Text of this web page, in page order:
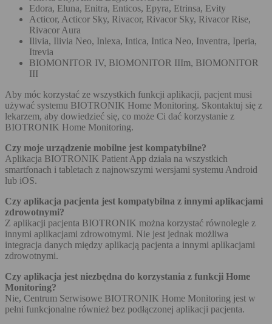
Edora, Eluna, Enitra, Enticos, Epyra, Etrinsa, Evity
Acticor, Acticor Sky, Rivacor, Rivacor Sky, Rivacor Rise,
Rivacor Aura
Ilivia, Ilivia Neo, Inlexa, Intica, Intica Neo, Inventra, Iperia,
Itrevia
BIOMONITOR IV, BIOMONITOR IIIm, BIOMONITOR
III
Aby móc korzystać ze wszystkich funkcji aplikacji, pacjent musi
używać systemu BIOTRONIK Home Monitoring. Skontaktuj się z
lekarzem, aby dowiedzieć się, co może Ci dać korzystanie z
BIOTRONIK Home Monitoring.
Czy moje urządzenie mobilne jest kompatybilne?
Aplikacja BIOTRONIK Patient App działa na wszystkich
smartfonach i tabletach z najnowszymi wersjami systemu Android
lub iOS.
Czy aplikacja pacjenta jest kompatybilna z innymi aplikacjami
zdrowotnymi?
Z aplikacji pacjenta BIOTRONIK można korzystać równolegle z
innymi aplikacjami zdrowotnymi. Nie jest jednak możliwa
integracja danych między aplikacją pacjenta a innymi aplikacjami
zdrowotnymi.
Czy aplikacja jest niezbędna do korzystania z funkcji Home
Monitoring?
Nie, Centrum Serwisowe BIOTRONIK Home Monitoring jest w
pełni funkcjonalne również bez podłączonej aplikacji pacjenta.